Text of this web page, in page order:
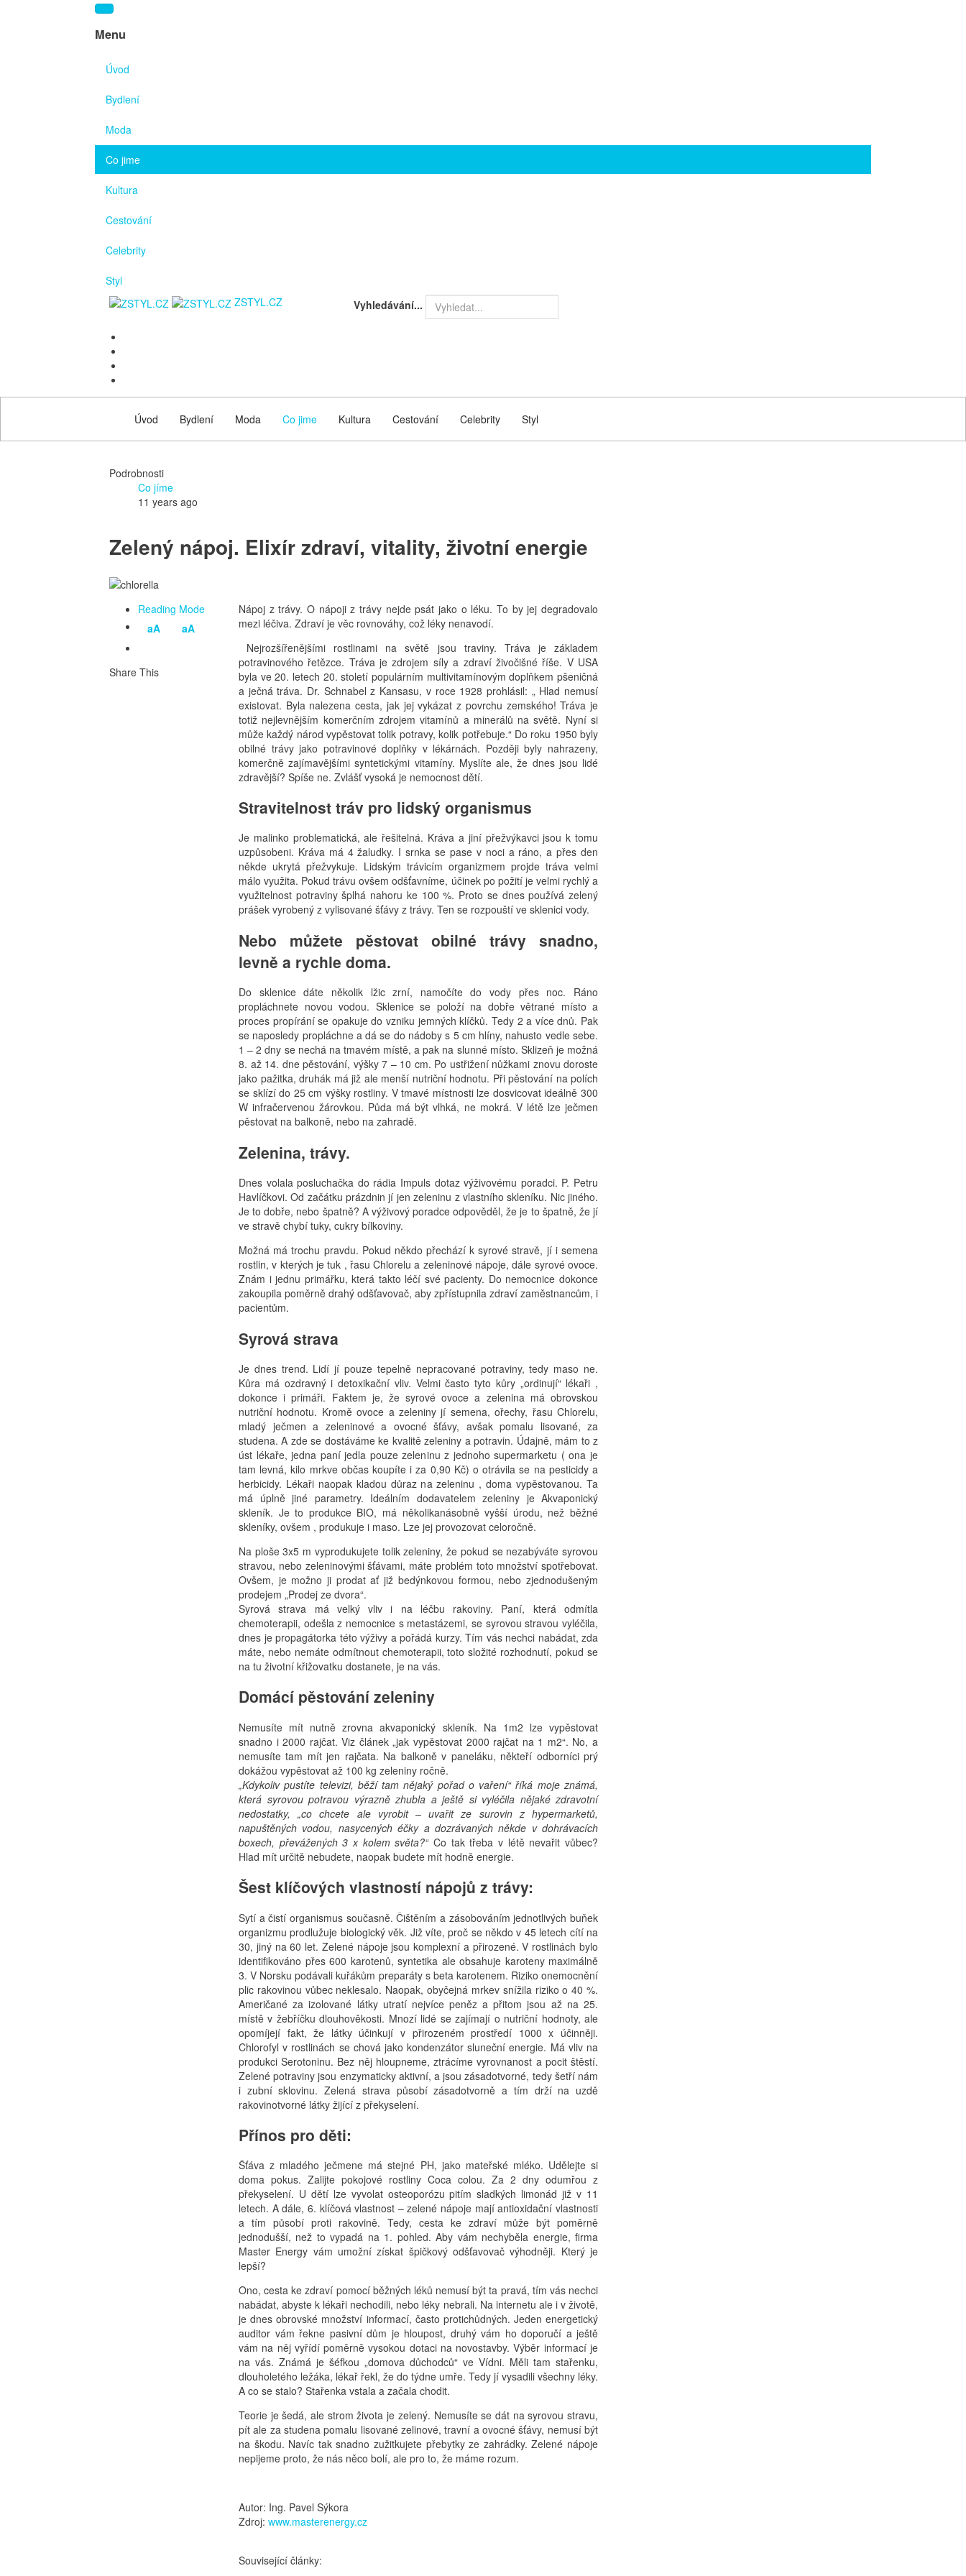
Menu
Úvod
Bydlení
Moda
Co jime
Kultura
Cestování
Celebrity
Styl
ZSTYL.CZ
Vyhledávání...
Úvod Bydlení Moda Co jime Kultura Cestování Celebrity Styl
Podrobnosti
Co jíme
11 years ago
Zelený nápoj. Elixír zdraví, vitality, životní energie
Reading Mode
aA
aA
Share This
Nápoj z trávy. O nápoji z trávy nejde psát jako o léku. To by jej degradovalo
mezi léčiva. Zdraví je věc rovnováhy, což léky nenavodí.
Nejrozšířenějšími rostlinami na světě jsou traviny. Tráva je základem
potravinového řetězce. Tráva je zdrojem síly a zdraví živočišné říše. V USA
byla ve 20. letech 20. století populárním multivitamínovým doplňkem pšeničná
a ječná tráva. Dr. Schnabel z Kansasu, v roce 1928 prohlásil: „ Hlad nemusí
existovat. Byla nalezena cesta, jak jej vykázat z povrchu zemského! Tráva je
totiž nejlevnějším komerčním zdrojem vitamínů a minerálů na světě. Nyní si
může každý národ vypěstovat tolik potravy, kolik potřebuje.“ Do roku 1950 byly
obilné trávy jako potravinové doplňky v lékárnách. Později byly nahrazeny,
komerčně zajímavějšími syntetickými vitamíny. Myslíte ale, že dnes jsou lidé
zdravější? Spíše ne. Zvlášť vysoká je nemocnost dětí.
Stravitelnost tráv pro lidský organismus
Je malinko problematická, ale řešitelná. Kráva a jiní přežvýkavci jsou k tomu
uzpůsobeni. Kráva má 4 žaludky. I srnka se pase v noci a ráno, a přes den
někde ukrytá přežvykuje. Lidským trávicím organizmem projde tráva velmi
málo využita. Pokud trávu ovšem odšťavníme, účinek po požití je velmi rychlý a
využitelnost potraviny šplhá nahoru ke 100 %. Proto se dnes používá zelený
prášek vyrobený z vylisované šťávy z trávy. Ten se rozpouští ve sklenici vody.
Nebo můžete pěstovat obilné trávy snadno,
levně a rychle doma.
Do sklenice dáte několik lžic zrní, namočíte do vody přes noc. Ráno
propláchnete novou vodou. Sklenice se položí na dobře větrané místo a
proces propírání se opakuje do vzniku jemných klíčků. Tedy 2 a více dnů. Pak
se naposledy propláchne a dá se do nádoby s 5 cm hlíny, nahusto vedle sebe.
1 – 2 dny se nechá na tmavém místě, a pak na slunné místo. Sklizeň je možná
8. až 14. dne pěstování, výšky 7 – 10 cm. Po ustřižení nůžkami znovu doroste
jako pažitka, druhák má již ale menší nutriční hodnotu. Při pěstování na polích
se sklízí do 25 cm výšky rostliny. V tmavé místnosti lze dosvicovat ideálně 300
W infračervenou žárovkou. Půda má být vlhká, ne mokrá. V létě lze ječmen
pěstovat na balkoně, nebo na zahradě.
Zelenina, trávy.
Dnes volala posluchačka do rádia Impuls dotaz výživovému poradci. P. Petru
Havlíčkovi. Od začátku prázdnin jí jen zeleninu z vlastního skleníku. Nic jiného.
Je to dobře, nebo špatně? A výživový poradce odpověděl, že je to špatně, že jí
ve stravě chybí tuky, cukry bílkoviny.
Možná má trochu pravdu. Pokud někdo přechází k syrové stravě, jí i semena
rostlin, v kterých je tuk , řasu Chlorelu a zeleninové nápoje, dále syrové ovoce.
Znám i jednu primářku, která takto léčí své pacienty. Do nemocnice dokonce
zakoupila poměrně drahý odšťavovač, aby zpřístupnila zdraví zaměstnancům, i
pacientům.
Syrová strava
Je dnes trend. Lidí jí pouze tepelně nepracované potraviny, tedy maso ne.
Kůra má ozdravný i detoxikační vliv. Velmi často tyto kůry „ordinují“ lékaři ,
dokonce i primáři. Faktem je, že syrové ovoce a zelenina má obrovskou
nutriční hodnotu. Kromě ovoce a zeleniny jí semena, ořechy, řasu Chlorelu,
mladý ječmen a zeleninové a ovocné šťávy, avšak pomalu lisované, za
studena. A zde se dostáváme ke kvalitě zeleniny a potravin. Údajně, mám to z
úst lékaře, jedna paní jedla pouze zeleninu z jednoho supermarketu ( ona je
tam levná, kilo mrkve občas koupíte i za 0,90 Kč) o otrávila se na pesticidy a
herbicidy. Lékaři naopak kladou důraz na zeleninu , doma vypěstovanou. Ta
má úplně jiné parametry. Ideálním dodavatelem zeleniny je Akvaponický
skleník. Je to produkce BIO, má několikanásobně vyšší úrodu, než běžné
skleníky, ovšem , produkuje i maso. Lze jej provozovat celoročně.
Na ploše 3x5 m vyprodukujete tolik zeleniny, že pokud se nezabýváte syrovou
stravou, nebo zeleninovými šťávami, máte problém toto množství spotřebovat.
Ovšem, je možno ji prodat ať již bedýnkovou formou, nebo zjednodušeným
prodejem „Prodej ze dvora“.
Syrová strava má velký vliv i na léčbu rakoviny. Paní, která odmítla
chemoterapii, odešla z nemocnice s metastázemi, se syrovou stravou vyléčila,
dnes je propagátorka této výživy a pořádá kurzy. Tím vás nechci nabádat, zda
máte, nebo nemáte odmítnout chemoterapii, toto složité rozhodnutí, pokud se
na tu životní křižovatku dostanete, je na vás.
Domácí pěstování zeleniny
Nemusíte mít nutně zrovna akvaponický skleník. Na 1m2 lze vypěstovat
snadno i 2000 rajčat. Viz článek „jak vypěstovat 2000 rajčat na 1 m2“. No, a
nemusíte tam mít jen rajčata. Na balkoně v paneláku, někteří odborníci prý
dokážou vypěstovat až 100 kg zeleniny ročně.
„Kdykoliv pustíte televizi, běží tam nějaký pořad o vaření“ říká moje známá,
která syrovou potravou výrazně zhubla a ještě si vyléčila nějaké zdravotní
nedostatky, „co chcete ale vyrobit – uvařit ze surovin z hypermarketů,
napuštěných vodou, nasycených éčky a dozrávaných někde v dohrávacích
boxech, převážených 3 x kolem světa?“Co tak třeba v létě nevařit vůbec?
Hlad mít určitě nebudete, naopak budete mít hodně energie.
Šest klíčových vlastností nápojů z trávy:
Sytí a čistí organismus současně. Čištěním a zásobováním jednotlivých buňek
organizmu prodlužuje biologický věk. Již víte, proč se někdo v 45 letech cítí na
30, jiný na 60 let. Zelené nápoje jsou komplexní a přirozené. V rostlinách bylo
identifikováno přes 600 karotenů, syntetika ale obsahuje karoteny maximálně
3. V Norsku podávali kuřákům preparáty s beta karotenem. Riziko onemocnění
plic rakovinou vůbec neklesalo. Naopak, obyčejná mrkev snížila riziko o 40 %.
Američané za izolované látky utratí nejvíce peněz a přitom jsou až na 25.
místě v žebříčku dlouhověkosti. Mnozí lidé se zajímají o nutriční hodnoty, ale
opomíjejí fakt, že látky účinkují v přirozeném prostředí 1000 x účinněji.
Chlorofyl v rostlinách se chová jako kondenzátor sluneční energie. Má vliv na
produkci Serotoninu. Bez něj hloupneme, ztrácíme vyrovnanost a pocit štěstí.
Zelené potraviny jsou enzymaticky aktivní, a jsou zásadotvorné, tedy šetří nám
i zubní sklovinu. Zelená strava působí zásadotvorně a tím drží na uzdě
rakovinotvorné látky žijící z překyselení.
Přínos pro děti:
Šťáva z mladého ječmene má stejné PH, jako mateřské mléko. Udělejte si
doma pokus. Zalijte pokojové rostliny Coca colou. Za 2 dny odumřou z
překyselení. U dětí lze vyvolat osteoporózu pitím sladkých limonád již v 11
letech. A dále, 6. klíčová vlastnost – zelené nápoje mají antioxidační vlastnosti
a tím působí proti rakovině. Tedy, cesta ke zdraví může být poměrně
jednodušší, než to vypadá na 1. pohled. Aby vám nechyběla energie, firma
Master Energy vám umožní získat špičkový odšťavovač výhodněji. Který je
lepší?
Ono, cesta ke zdraví pomocí běžných léků nemusí být ta pravá, tím vás nechci
nabádat, abyste k lékaři nechodili, nebo léky nebrali. Na internetu ale i v životě,
je dnes obrovské množství informací, často protichůdných. Jeden energetický
auditor vám řekne pasivní dům je hloupost, druhý vám ho doporučí a ještě
vám na něj vyřídí poměrně vysokou dotaci na novostavby. Výběr informací je
na vás. Známá je šéfkou „domova důchodců“ ve Vídni. Měli tam stařenku,
dlouholetého ležáka, lékař řekl, že do týdne umře. Tedy jí vysadili všechny léky.
A co se stalo? Stařenka vstala a začala chodit.
Teorie je šedá, ale strom života je zelený. Nemusíte se dát na syrovou stravu,
pít ale za studena pomalu lisované zelinové, travní a ovocné šťávy, nemusí být
na škodu. Navíc tak snadno zužitkujete přebytky ze zahrádky. Zelené nápoje
nepijeme proto, že nás něco bolí, ale pro to, že máme rozum.
Autor: Ing. Pavel Sýkora
Zdroj: www.masterenergy.cz
Související články: